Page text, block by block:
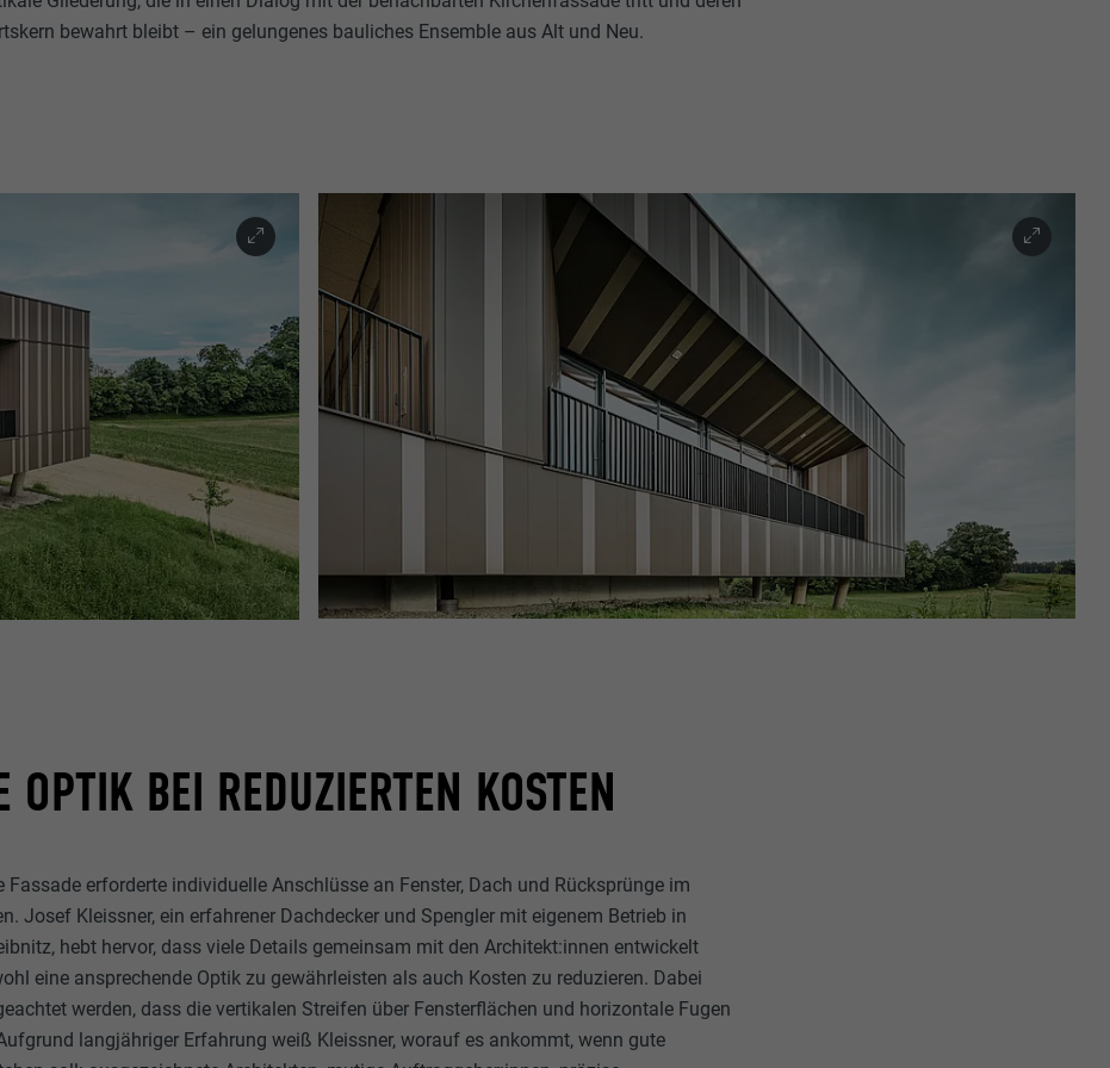
bewahrt bleibt – ein gelungenes bauliches Ensemble aus Alt und Neu.
OPTIK BEI REDUZIERTEN KOSTEN
Fassade erforderte individuelle Anschlüsse an Fenster, Dach und Rücksprünge im
Josef Kleissner, ein erfahrener Dachdecker und Spengler mit eigenem Betrieb in
hebt hervor, dass viele Details gemeinsam mit den Architekt:innen entwickelt
eine ansprechende Optik zu gewährleisten als auch Kosten zu reduzieren. Dabei
werden, dass die vertikalen Streifen über Fensterflächen und horizontale Fugen
langjähriger Erfahrung weiß Kleissner, worauf es ankommt, wenn gute